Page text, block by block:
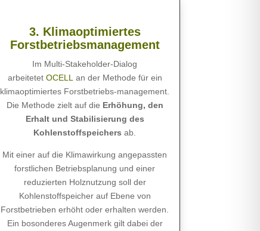
3. Klimaoptimiertes
Forstbetriebsmanagement
Im Multi-Stakeholder-Dialog
arbeitetet OCELL an der Methode für ein
klimaoptimiertes Forstbetriebs-management.
Die Methode zielt auf die Erhöhung, den
Erhalt und Stabilisierung des
Kohlenstoffspeichers ab.
Mit einer auf die Klimawirkung angepassten
forstlichen Betriebsplanung und einer
reduzierten Holznutzung soll der
Kohlenstoffspeicher auf Ebene von
Forstbetrieben erhöht oder erhalten werden.
Ein bosonderes Augenmerk gilt dabei der